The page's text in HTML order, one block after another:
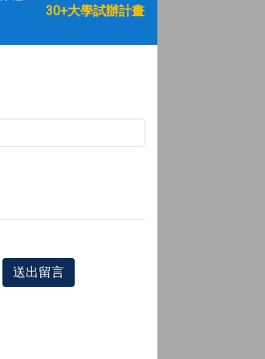
30+大學試辦計畫
送出留言